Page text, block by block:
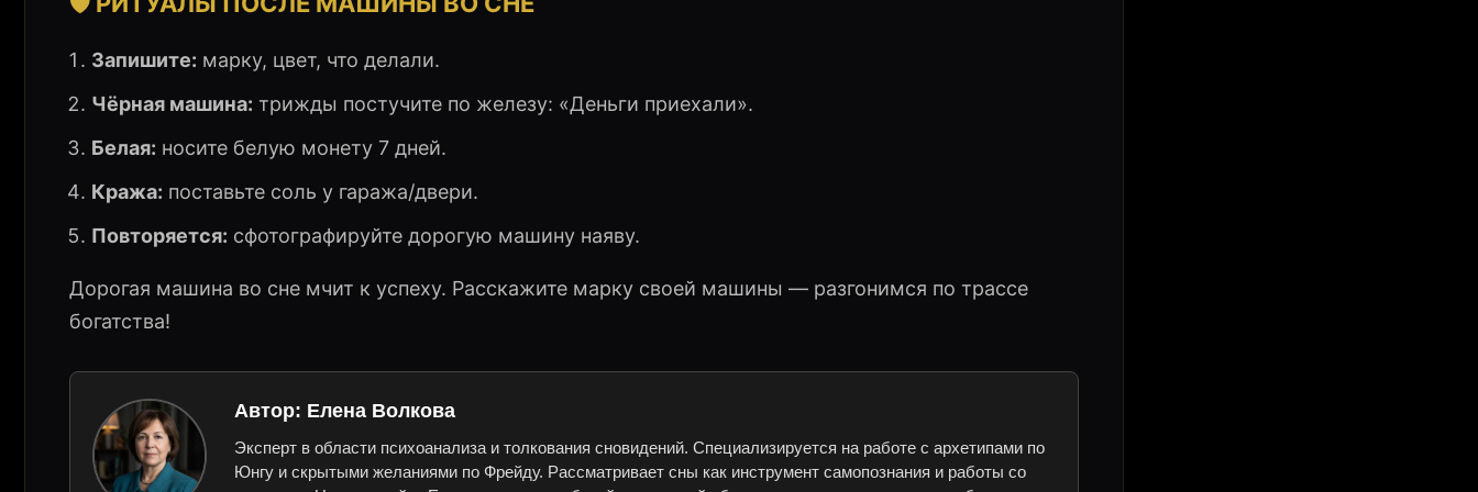
Запишите: марку, цвет, что делали.
Чёрная машина: трижды постучите по железу: «Деньги приехали».
Белая: носите белую монету 7 дней.
Кража: поставьте соль у гаража/двери.
Повторяется: сфотографируйте дорогую машину наяву.
Дорогая машина во сне мчит к успеху. Расскажите марку своей машины — разгонимся по трассе
богатства!
Автор: Елена Волкова
Эксперт в области психоанализа и толкования сновидений. Специализируется на работе с архетипами по
Юнгу и скрытыми желаниями по Фрейду. Рассматривает сны как инструмент самопознания и работы со